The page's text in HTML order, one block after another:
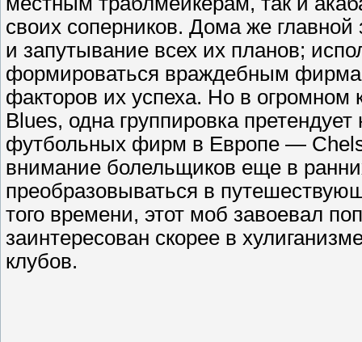
своих соперников. Дома же
и запутывание всех их планов;
формироваться враждебным
факторов их успеха. Но в огромном
Blues, одна группировка
футбольных фирм в Европе —
внимание болельщиков еще в
преобразовываться в
того времени, этот моб завоевал
заинтересован скорее в
клубов.